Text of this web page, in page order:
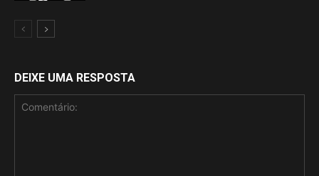
DEIXE UMA RESPOSTA